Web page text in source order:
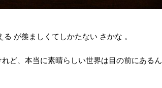
が羨ましくてしかたない さかな 。
れど、本当に素晴らしい世界は目の前にあるん